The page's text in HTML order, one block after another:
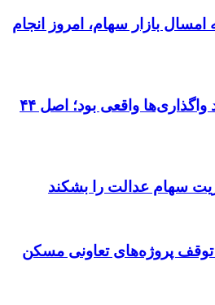
بازار سهام، امروز انجام
زنگنه: تنها ۹ درصد واگذاری‌ها واقعی بود؛ اصل ۴۴
سهام عدالت را بشکند
پروژه‌های تعاونی مسکن